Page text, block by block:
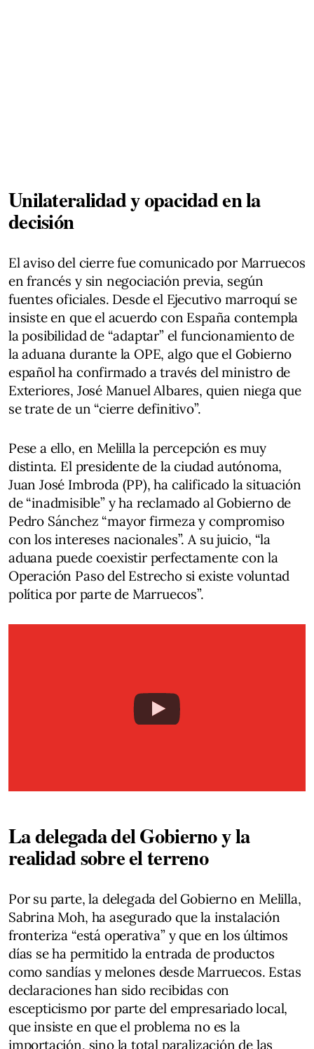
Unilateralidad y opacidad en la
decisión
El aviso del cierre fue comunicado por Marruecos
en francés y sin negociación previa, según
fuentes oficiales. Desde el Ejecutivo marroquí se
insiste en que el acuerdo con España contempla
la posibilidad de “adaptar” el funcionamiento de
la aduana durante la OPE, algo que el Gobierno
español ha confirmado a través del ministro de
Exteriores, José Manuel Albares, quien niega que
se trate de un “cierre definitivo”.
Pese a ello, en Melilla la percepción es muy
distinta. El presidente de la ciudad autónoma,
Juan José Imbroda (PP), ha calificado la situación
de “inadmisible” y ha reclamado al Gobierno de
Pedro Sánchez “mayor firmeza y compromiso
con los intereses nacionales”. A su juicio, “la
aduana puede coexistir perfectamente con la
Operación Paso del Estrecho si existe voluntad
política por parte de Marruecos”.
La delegada del Gobierno y la
realidad sobre el terreno
Por su parte, la delegada del Gobierno en Melilla,
Sabrina Moh, ha asegurado que la instalación
fronteriza “está operativa” y que en los últimos
días se ha permitido la entrada de productos
como sandías y melones desde Marruecos. Estas
declaraciones han sido recibidas con
escepticismo por parte del empresariado local,
que insiste en que el problema no es la
importación, sino la total paralización de las